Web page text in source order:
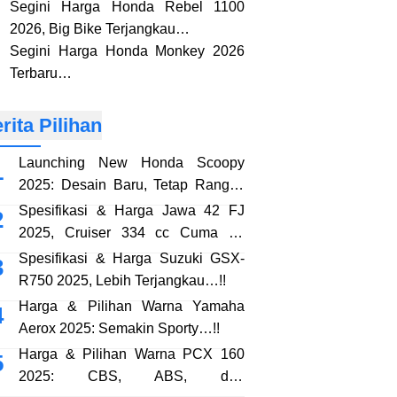
Segini Harga Honda Rebel 1100
2026, Big Bike Terjangkau…
Segini Harga Honda Monkey 2026
Terbaru…
Pilihan
Launching New Honda Scoopy
2025: Desain Baru, Tetap Rangka
eSAF…!!
Spesifikasi & Harga Jawa 42 FJ
2025, Cruiser 334 cc Cuma 38
Jutaan…!!
Spesifikasi & Harga Suzuki GSX-
R750 2025, Lebih Terjangkau…!!
Harga & Pilihan Warna Yamaha
Aerox 2025: Semakin Sporty…!!
Harga & Pilihan Warna PCX 160
2025: CBS, ABS, dan